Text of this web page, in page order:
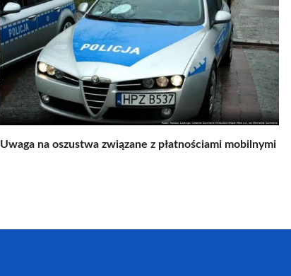
Uwaga na oszustwa związane z płatnościami mobilnymi